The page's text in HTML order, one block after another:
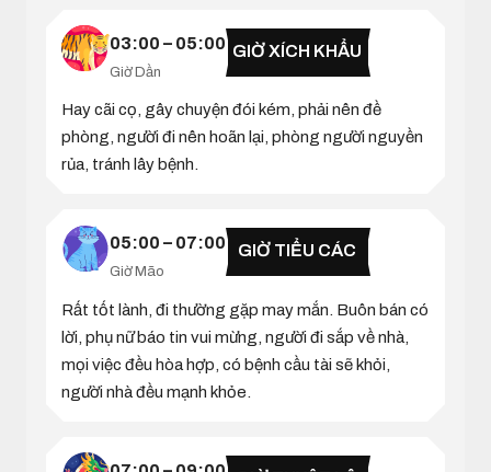
03:00 – 05:00
Giờ Dần
GIỜ XÍCH KHẨU
Hay cãi cọ, gây chuyện đói kém, phải nên đề
phòng, người đi nên hoãn lại, phòng người nguyền
rủa, tránh lây bệnh.
05:00 – 07:00
Giờ Mão
GIỜ TIỂU CÁC
Rất tốt lành, đi thường gặp may mắn. Buôn bán có
lời, phụ nữ báo tin vui mừng, người đi sắp về nhà,
mọi việc đều hòa hợp, có bệnh cầu tài sẽ khỏi,
người nhà đều mạnh khỏe.